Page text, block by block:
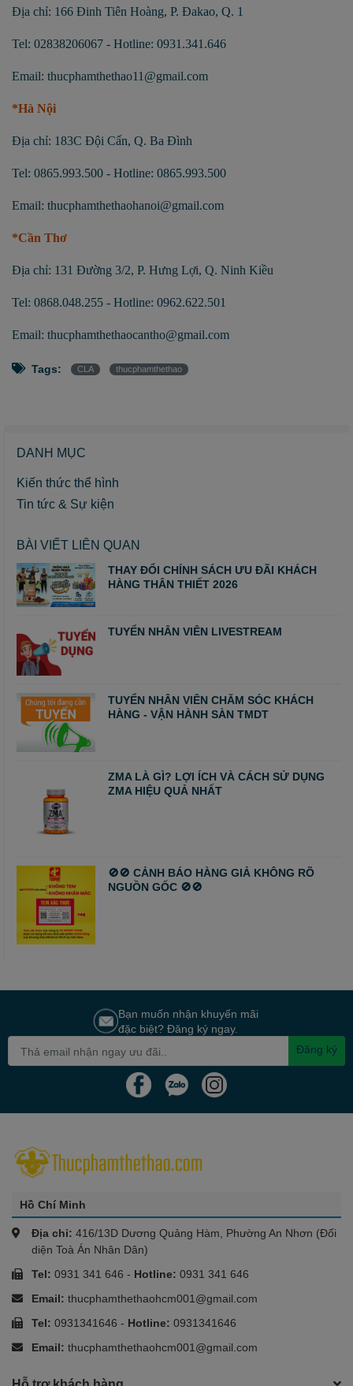
Địa chỉ: 166 Đinh Tiên Hoàng, P. Đakao, Q. 1
Tel: 02838206067 - Hotline: 0931.341.646
Email: thucphamthethao11@gmail.com
*Hà Nội
Địa chỉ: 183C Đội Cấn, Q. Ba Đình
Tel: 0865.993.500 - Hotline: 0865.993.500
Email: thucphamthethaohanoi@gmail.com
*Cần Thơ
Địa chỉ: 131 Đường 3/2, P. Hưng Lợi, Q. Ninh Kiều
Tel: 0868.048.255 - Hotline: 0962.622.501
Email: thucphamthethaocantho@gmail.com
Tags: CLA thucphamthethao
DANH MỤC
Kiến thức thể hình
Tin tức & Sự kiện
BÀI VIẾT LIÊN QUAN
THAY ĐỔI CHÍNH SÁCH ƯU ĐÃI KHÁCH
HÀNG THÂN THIẾT 2026
TUYỂN NHÂN VIÊN LIVESTREAM
TUYỂN NHÂN VIÊN CHĂM SÓC KHÁCH
HÀNG - VẬN HÀNH SÀN TMDT
ZMA LÀ GÌ? LỢI ÍCH VÀ CÁCH SỬ DỤNG
ZMA HIỆU QUẢ NHẤT
🚫🚫 CẢNH BÁO HÀNG GIẢ KHÔNG RÕ
NGUỒN GỐC 🚫🚫
Bạn muốn nhận khuyến mãi
đặc biệt? Đăng ký ngay.
Đăng ký
Hồ Chí Minh
Địa chỉ: 416/13D Dương Quảng Hàm, Phường An Nhơn (Đối
diện Toà Án Nhân Dân)
Tel: 0931 341 646 - Hotline: 0931 341 646
Email: thucphamthethaohcm001@gmail.com
Tel: 0931341646 - Hotline: 0931341646
Email: thucphamthethaohcm001@gmail.com